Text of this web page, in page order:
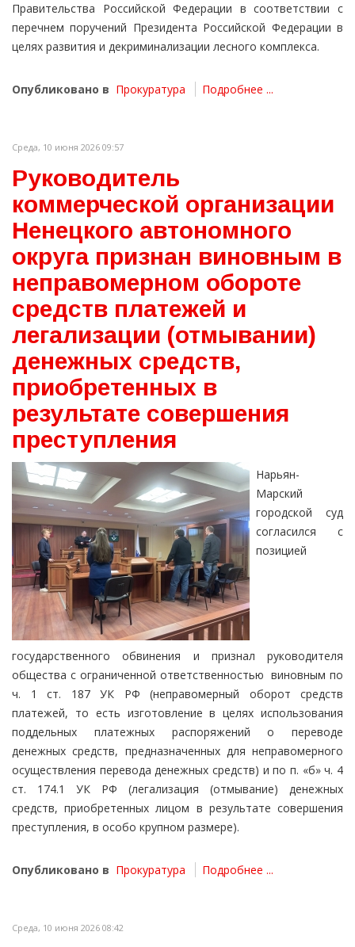
Правительства Российской Федерации в соответствии с
перечнем поручений Президента Российской Федерации в
целях развития и декриминализации лесного комплекса.
Опубликовано в Прокуратура Подробнее ...
Среда, 10 июня 2026 09:57
Руководитель
коммерческой организации
Ненецкого автономного
округа признан виновным в
неправомерном обороте
средств платежей и
легализации (отмывании)
денежных средств,
приобретенных в
результате совершения
преступления
Нарьян-
Марский
городской суд
согласился с
позицией
государственного обвинения и признал руководителя
общества с ограниченной ответственностью виновным по
ч. 1 ст. 187 УК РФ (неправомерный оборот средств
платежей, то есть изготовление в целях использования
поддельных платежных распоряжений о переводе
денежных средств, предназначенных для неправомерного
осуществления перевода денежных средств) и по п. «б» ч. 4
ст. 174.1 УК РФ (легализация (отмывание) денежных
средств, приобретенных лицом в результате совершения
преступления, в особо крупном размере).
Опубликовано в Прокуратура Подробнее ...
Среда, 10 июня 2026 08:42